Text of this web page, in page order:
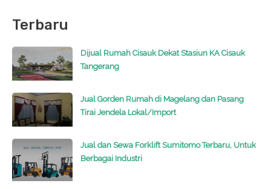
Terbaru
Dijual Rumah Cisauk Dekat Stasiun KA Cisauk
Tangerang
Jual Gorden Rumah di Magelang dan Pasang
Tirai Jendela Lokal/Import
Jual dan Sewa Forklift Sumitomo Terbaru, Untuk
Berbagai Industri